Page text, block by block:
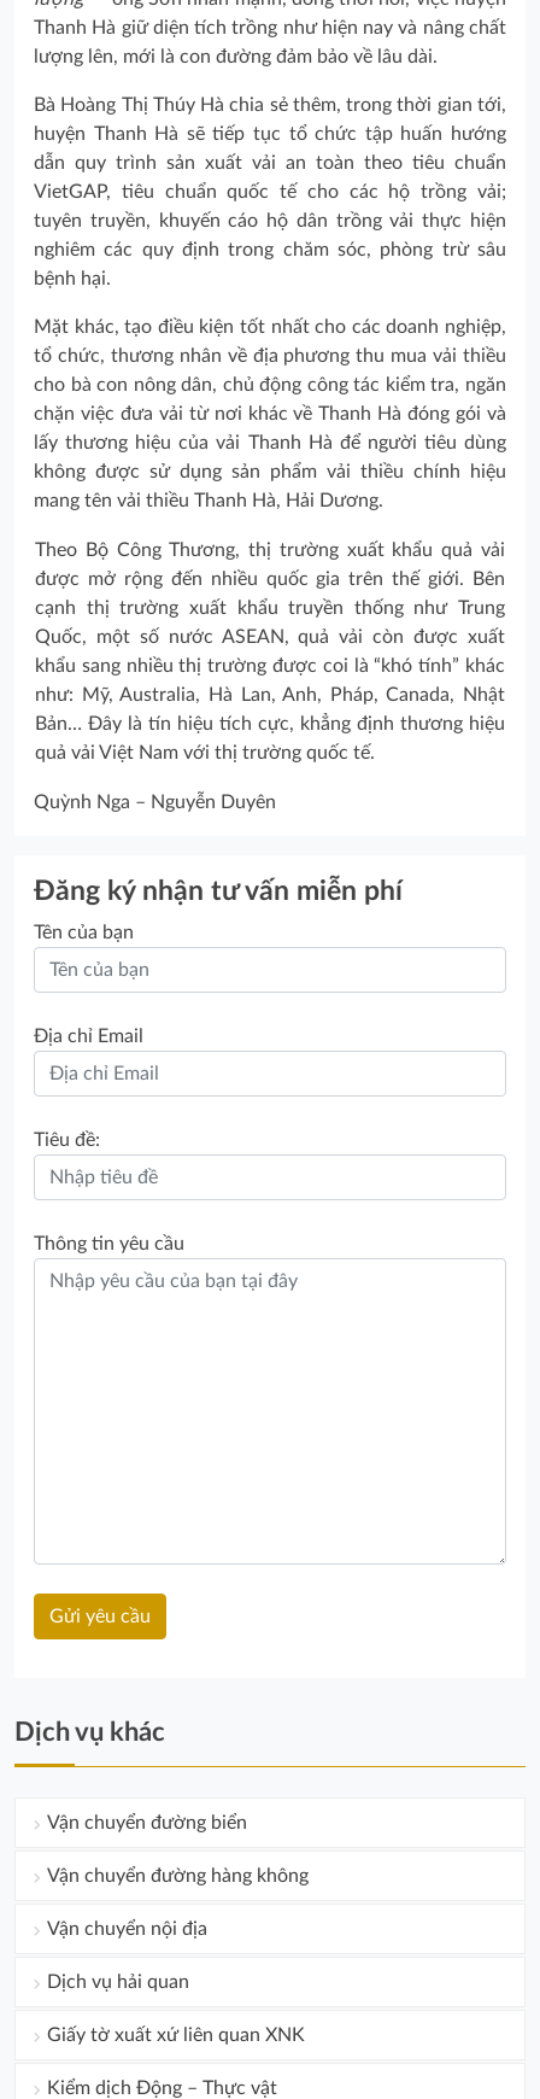
Thanh Hà giữ diện tích trồng như hiện nay và nâng chất
lượng lên, mới là con đường đảm bảo về lâu dài.
Bà Hoàng Thị Thúy Hà chia sẻ thêm, trong thời gian tới,
huyện Thanh Hà sẽ tiếp tục tổ chức tập huấn hướng
dẫn quy trình sản xuất vải an toàn theo tiêu chuẩn
VietGAP, tiêu chuẩn quốc tế cho các hộ trồng vải;
tuyên truyền, khuyến cáo hộ dân trồng vải thực hiện
nghiêm các quy định trong chăm sóc, phòng trừ sâu
bệnh hại.
Mặt khác, tạo điều kiện tốt nhất cho các doanh nghiệp,
tổ chức, thương nhân về địa phương thu mua vải thiều
cho bà con nông dân, chủ động công tác kiểm tra, ngăn
chặn việc đưa vải từ nơi khác về Thanh Hà đóng gói và
lấy thương hiệu của vải Thanh Hà để người tiêu dùng
không được sử dụng sản phẩm vải thiều chính hiệu
mang tên vải thiều Thanh Hà, Hải Dương.
Theo Bộ Công Thương, thị trường xuất khẩu quả vải
được mở rộng đến nhiều quốc gia trên thế giới. Bên
cạnh thị trường xuất khẩu truyền thống như Trung
Quốc, một số nước ASEAN, quả vải còn được xuất
khẩu sang nhiều thị trường được coi là “khó tính” khác
như: Mỹ, Australia, Hà Lan, Anh, Pháp, Canada, Nhật
Bản… Đây là tín hiệu tích cực, khẳng định thương hiệu
quả vải Việt Nam với thị trường quốc tế.
Quỳnh Nga – Nguyễn Duyên
Đăng ký nhận tư vấn miễn phí
Tên của bạn
Địa chỉ Email
Tiêu đề:
Thông tin yêu cầu
Dịch vụ khác
Vận chuyển đường biển
Vận chuyển đường hàng không
Vận chuyển nội địa
Dịch vụ hải quan
Giấy tờ xuất xứ liên quan XNK
Kiểm dịch Động – Thực vật